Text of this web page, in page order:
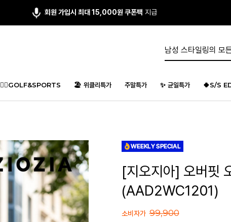
회원 가입시 최대 15,000원 쿠폰팩 지급
🏌️‍♂️GOLF&SPORTS 🏖️ 위클리특가 주말특가 ✨ 균일특가 🍀S/S
[지오지아] 오버핏
(AAD2WC1201)
소비자가 99,900